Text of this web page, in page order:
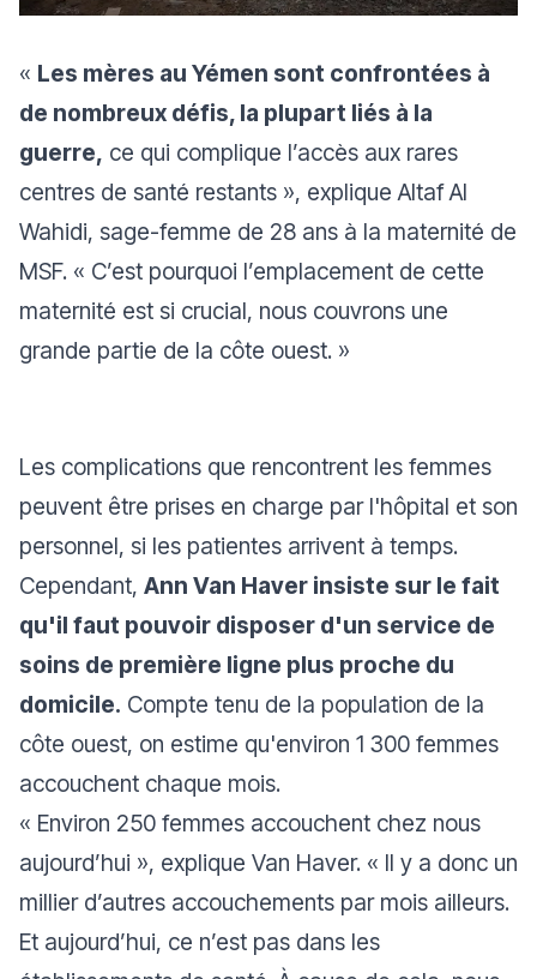
« Les mères au Yémen sont confrontées à
de nombreux défis, la plupart liés à la
guerre, ce qui complique l’accès aux rares
centres de santé restants », explique Altaf Al
Wahidi, sage-femme de 28 ans à la maternité de
MSF. « C’est pourquoi l’emplacement de cette
maternité est si crucial, nous couvrons une
grande partie de la côte ouest. »
Les complications que rencontrent les femmes
peuvent être prises en charge par l'hôpital et son
personnel, si les patientes arrivent à temps.
Cependant, Ann Van Haver insiste sur le fait
qu'il faut pouvoir disposer d'un service de
soins de première ligne plus proche du
domicile. Compte tenu de la population de la
côte ouest, on estime qu'environ 1 300 femmes
accouchent chaque mois.
« Environ 250 femmes accouchent chez nous
aujourd’hui », explique Van Haver. « Il y a donc un
millier d’autres accouchements par mois ailleurs.
Et aujourd’hui, ce n’est pas dans les